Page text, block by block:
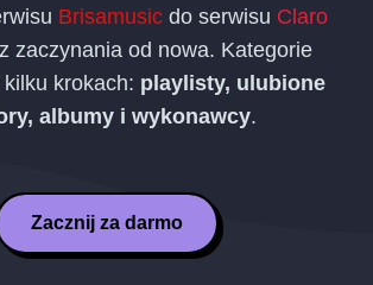
Brisamusic do serwisu Claro
zaczynania od nowa. Kategorie
krokach: playlisty, ulubione
albumy i wykonawcy.
Zacznij za darmo